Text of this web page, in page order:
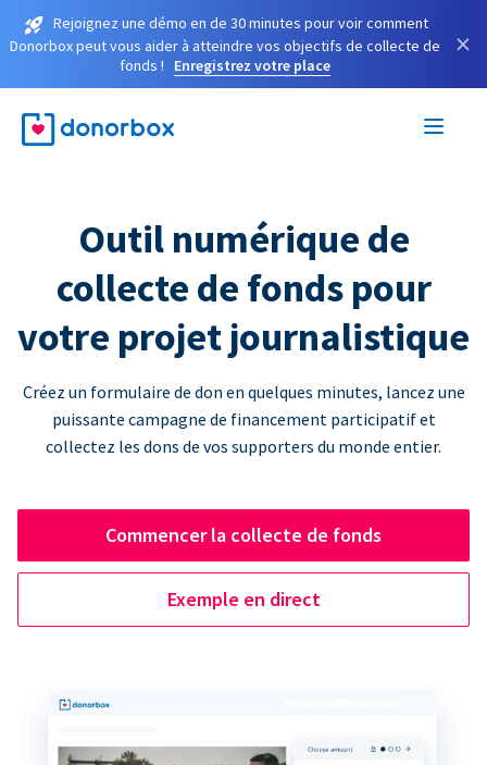
Rejoignez une démo en de 30 minutes pour voir comment
Donorbox peut vous aider à atteindre vos objectifs de collecte de
fonds !
Enregistrez votre place
×
Outil numérique de
collecte de fonds pour
votre projet journalistique
Créez un formulaire de don en quelques minutes, lancez une
puissante campagne de financement participatif et
collectez les dons de vos supporters du monde entier.
Commencer la collecte de fonds
Exemple en direct